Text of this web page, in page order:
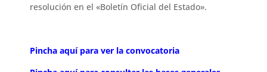
resolución en el «Boletín Oficial del Estado».
Pincha aquí para ver la convocatoria